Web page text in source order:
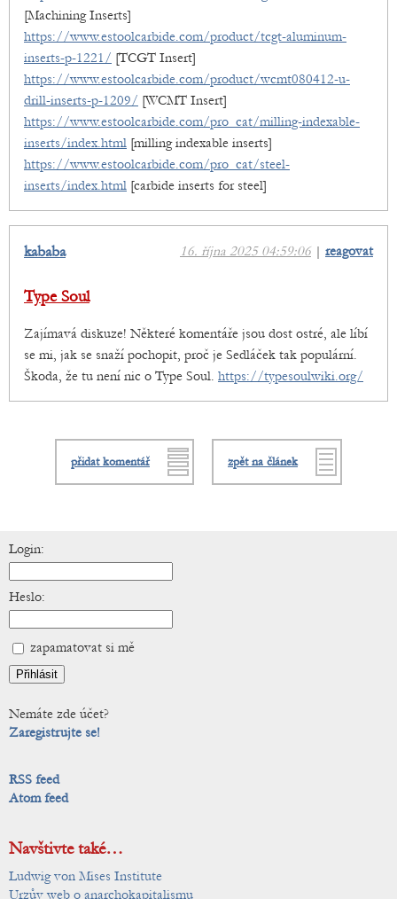
[Machining Inserts]
https://www.estoolcarbide.com/product/tcgt-aluminum-
inserts-p-1221/ [TCGT Insert]
https://www.estoolcarbide.com/product/wcmt080412-u-
drill-inserts-p-1209/ [WCMT Insert]
https://www.estoolcarbide.com/pro_cat/milling-indexable-
inserts/index.html [milling indexable inserts]
https://www.estoolcarbide.com/pro_cat/steel-
inserts/index.html [carbide inserts for steel]
16. října 2025 04:59:06 | reagovat
kababa
Type Soul
Zajímavá diskuze! Některé komentáře jsou dost ostré, ale líbí
se mi, jak se snaží pochopit, proč je Sedláček tak populární.
Škoda, že tu není nic o Type Soul. https://typesoulwiki.org/
přidat komentář zpět na článek
Login:
Heslo:
zapamatovat si mě
Nemáte zde účet?
Zaregistrujte se!
RSS feed
Atom feed
Navštivte také…
Ludwig von Mises Institute
Urzův web o anarchokapitalismu